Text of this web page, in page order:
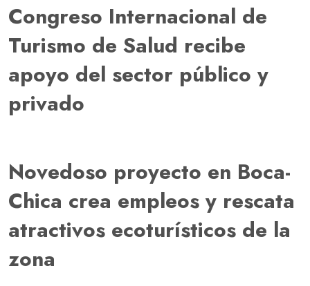
Congreso Internacional de
Turismo de Salud recibe
apoyo del sector público y
privado
Novedoso proyecto en Boca-
Chica crea empleos y rescata
atractivos ecoturísticos de la
zona